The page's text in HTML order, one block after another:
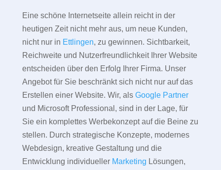
Eine schöne Internetseite allein reicht in der
heutigen Zeit nicht mehr aus, um neue Kunden,
nicht nur in Ettlingen, zu gewinnen. Sichtbarkeit,
Reichweite und Nutzerfreundlichkeit Ihrer Website
entscheiden über den Erfolg Ihrer Firma. Unser
Angebot für Sie beschränkt sich nicht nur auf das
Erstellen einer Website. Wir, als Google Partner
und Microsoft Professional, sind in der Lage, für
Sie ein komplettes Werbekonzept auf die Beine zu
stellen. Durch strategische Konzepte, modernes
Webdesign, kreative Gestaltung und die
Entwicklung individueller Marketing Lösungen,